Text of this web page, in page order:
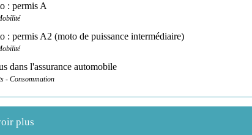
: permis A
: permis A2 (moto de puissance intermédiaire)
dans l'assurance automobile
- Consommation
plus